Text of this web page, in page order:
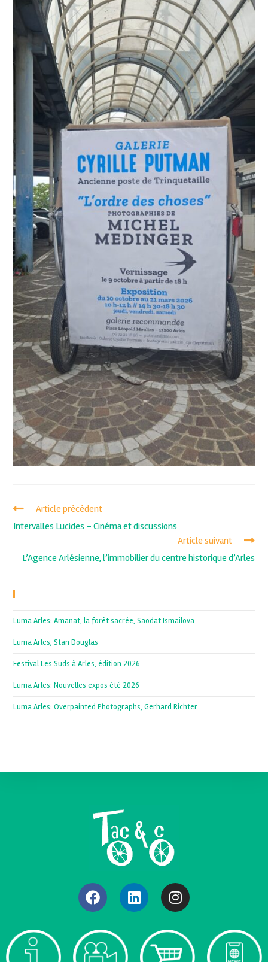
Article précédent
Intervalles Lucides – Cinéma et discussions
Article suivant
L’Agence Arlésienne, l’immobilier du centre historique d’Arles
Luma Arles: Amanat, la forêt sacrée, Saodat Ismailova
Luma Arles, Stan Douglas
Festival Les Suds à Arles, édition 2026
Luma Arles: Nouvelles expos été 2026
Luma Arles: Overpainted Photographs, Gerhard Richter